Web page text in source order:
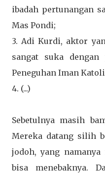
ibadah pertunangan
Mas Pondi;
3. Adi Kurdi, aktor
sangat suka
Peneguhan Iman
4. (...)
Sebetulnya masih
Mereka datang silih
jodoh, yang
bisa menebaknya.